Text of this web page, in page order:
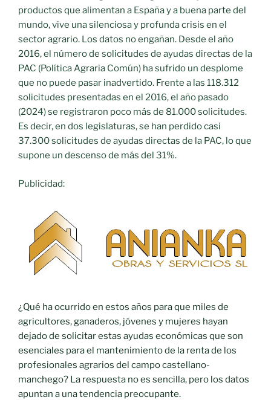
productos que alimentan a España y a buena parte del
mundo, vive una silenciosa y profunda crisis en el
sector agrario. Los datos no engañan. Desde el año
2016, el número de solicitudes de ayudas directas de la
PAC (Política Agraria Común) ha sufrido un desplome
que no puede pasar inadvertido. Frente a las 118.312
solicitudes presentadas en el 2016, el año pasado
(2024) se registraron poco más de 81.000 solicitudes.
Es decir, en dos legislaturas, se han perdido casi
37.300 solicitudes de ayudas directas de la PAC, lo que
supone un descenso de más del 31%.
Publicidad:
¿Qué ha ocurrido en estos años para que miles de
agricultores, ganaderos, jóvenes y mujeres hayan
dejado de solicitar estas ayudas económicas que son
esenciales para el mantenimiento de la renta de los
profesionales agrarios del campo castellano-
manchego? La respuesta no es sencilla, pero los datos
apuntan a una tendencia preocupante.